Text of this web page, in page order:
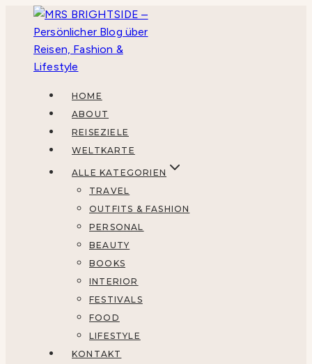
springen
HOME
ABOUT
REISEZIELE
WELTKARTE
ALLE KATEGORIEN
TRAVEL
OUTFITS & FASHION
PERSONAL
BEAUTY
BOOKS
INTERIOR
FESTIVALS
FOOD
LIFESTYLE
KONTAKT